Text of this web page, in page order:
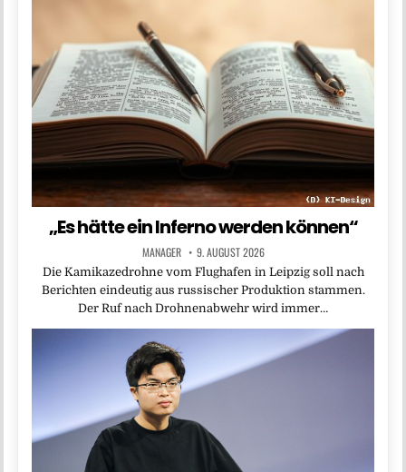
„Es hätte ein Inferno werden können“
MANAGER 9. AUGUST 2026
Die Kamikazedrohne vom Flughafen in Leipzig soll nach
Berichten eindeutig aus russischer Produktion stammen.
Der Ruf nach Drohnenabwehr wird immer…